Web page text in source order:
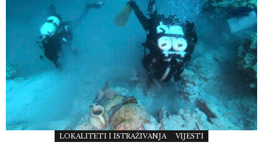
LOKALITETI I ISTRAŽIVANJA VIJESTI